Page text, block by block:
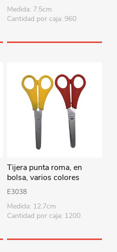
Medida: 7.5cm
Cantidad por caja: 960
Tijera punta roma, en
bolsa, varios colores
E3038
Medida: 12.7cm
Cantidad por caja: 1200